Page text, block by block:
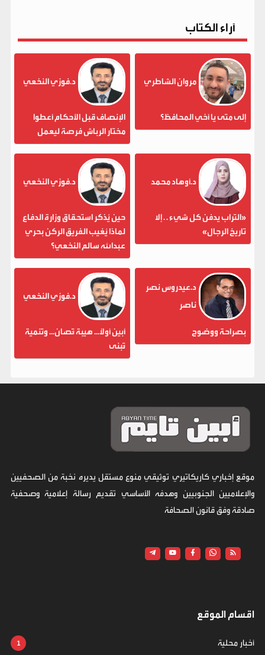
آراء الكتاب
مروان الشاطري
إلى متى يا أخي المحافظ؟
د.فوزي النخعي
الإنصاف قبل الأحكام أعطوا
مختار الرباش فرصة ليعمل
د.أوهاد محمد
«التراب يدفن كل شيء . . إلا
تاريخ الرجال»
د.فوزي النخعي
حين يُذكر استحقاق وزارة الدفاع
لماذا يُغيب الفريق الركن بحري
عبدالله سالم النخعي؟
د.عيدروس نصر
ناصر
بصراحة ووضوح
د.فوزي النخعي
أبين أولاً... هيبة تُصان... وتنمية
تُبنى
موقع إخباري كاريكاتيري توثيقي منوع مستقل يديره نخبة من الصحفيين
والإعلاميين الجنوبيين وهدفه الأساسي تقديم رسالة إعلامية وصحفية
صادقة وفق قانون الصحافة
اقسام الموقع
أخبار محلية